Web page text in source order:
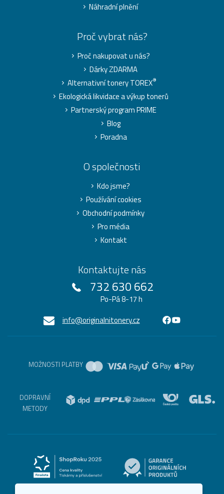
Náhradní plnění
Proč vybrat nás?
Proč nakupovat u nás?
Dárky ZDARMA
Alternativní tonery TOREX®
Ekologická likvidace a výkup tonerů
Partnerský program PRIME
Blog
Poradna
O společnosti
Kdo jsme?
Používání cookies
Obchodní podmínky
Pro média
Kontakt
Kontaktujte nás
732 630 662
Po-Pá 8-17 h
info@originalnitonery.cz
MOŽNOSTI PLATBY
DOPRAVNÍ
METODY